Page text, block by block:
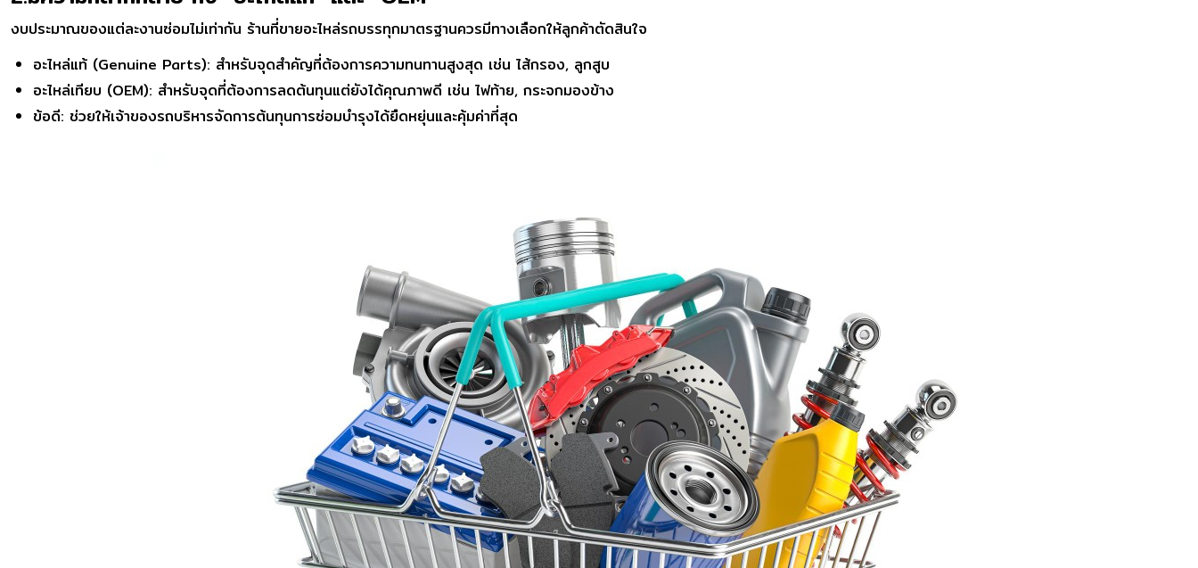
งบประมาณของแต่ละงานซ่อมไม่เท่ากัน ร้านที่ขายอะไหล่รถบรรทุกมาตรฐานควรมีทางเลือกให้ลูกค้าตัดสินใจ
อะไหล่แท้ (Genuine Parts): สำหรับจุดสำคัญที่ต้องการความทนทานสูงสุด เช่น ไส้กรอง, ลูกสูบ
อะไหล่เทียบ (OEM): สำหรับจุดที่ต้องการลดต้นทุนแต่ยังได้คุณภาพดี เช่น ไฟท้าย, กระจกมองข้าง
ข้อดี: ช่วยให้เจ้าของรถบริหารจัดการต้นทุนการซ่อมบำรุงได้ยืดหยุ่นและคุ้มค่าที่สุด